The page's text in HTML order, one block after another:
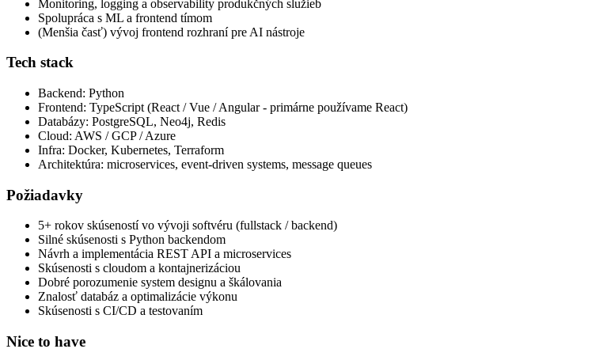
Monitoring, logging a observability produkčných služieb
Spolupráca s ML a frontend tímom
(Menšia časť) vývoj frontend rozhraní pre AI nástroje
Tech stack
Backend: Python
Frontend: TypeScript (React / Vue / Angular - primárne používame React)
Databázy: PostgreSQL, Neo4j, Redis
Cloud: AWS / GCP / Azure
Infra: Docker, Kubernetes, Terraform
Architektúra: microservices, event-driven systems, message queues
Požiadavky
5+ rokov skúseností vo vývoji softvéru (fullstack / backend)
Silné skúsenosti s Python backendom
Návrh a implementácia REST API a microservices
Skúsenosti s cloudom a kontajnerizáciou
Dobré porozumenie system designu a škálovania
Znalosť databáz a optimalizácie výkonu
Skúsenosti s CI/CD a testovaním
Nice to have